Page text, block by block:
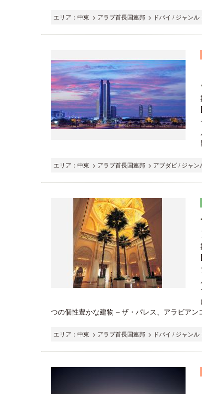
エリア：中東 > アラブ首長国連邦 > ドバイ / ジャンル
エリア：中東 > アラブ首長国連邦 > アブダビ / ジャ
つの個性豊かな建物 – ザ・パレス、アラビア
エリア：中東 > アラブ首長国連邦 > ドバイ / ジャン